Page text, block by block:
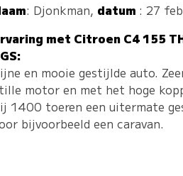
: Djonkman, datum : 27
met Citroen C4 155
en mooie gestijlde auto.
motor en met het hoge
1400 toeren een uitermate
bijvoorbeeld een caravan.